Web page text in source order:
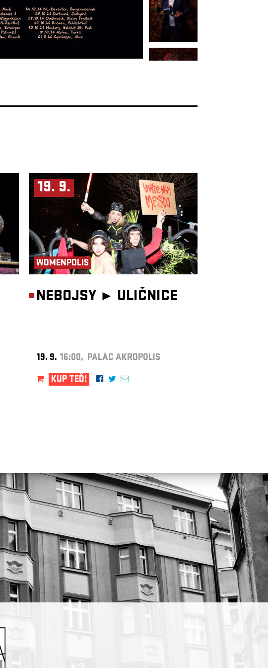
19. 9.
WOMENPOLIS
NEBOJSY ► ULIČNICE
19. 9. 16:00, PALÁC AKROPOLIS
KUP TEĎ!